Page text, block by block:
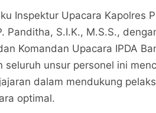
Inspektur Upacara Kapolres
Panditha, S.I.K., M.S.S.,
Komandan Upacara IPDA
seluruh unsur personel ini
dalam mendukung
optimal.